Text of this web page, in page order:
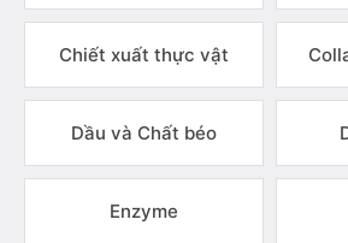
Chiết xuất thực vật
Dầu và Chất béo
Enzyme